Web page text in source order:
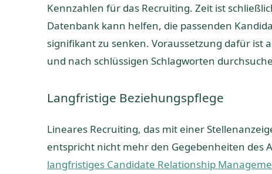
Kennzahlen für das Recruiting. Zeit ist
Datenbank kann helfen, die passenden
signifikant zu senken. Voraussetzung dafür
und nach schlüssigen Schlagworten
Langfristige Beziehungspflege
Lineares Recruiting, das mit einer
entspricht nicht mehr den Gegebenheiten des
langfristiges Candidate Relationship